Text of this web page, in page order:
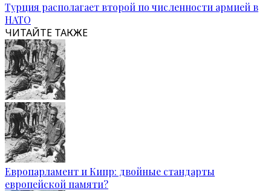
Турция располагает второй по численности армией в
НАТО
ЧИТАЙТЕ ТАКЖЕ
Европарламент и Кипр: двойные стандарты
европейской памяти?